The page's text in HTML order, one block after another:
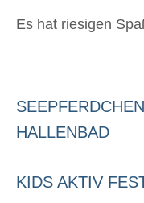
Es hat riesigen
HALLENBAD
KIDS AKTIV